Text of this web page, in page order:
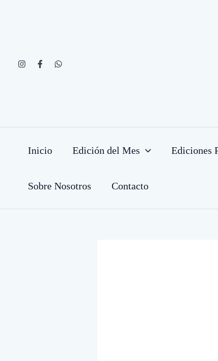
Inicio Edición del Mes Ediciones
Sobre Nosotros Contacto